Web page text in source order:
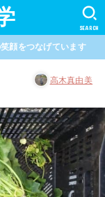
SEARCH
顔をつなげています
高木真由美